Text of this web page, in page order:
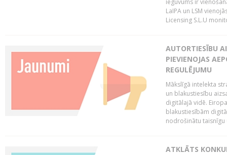
ieguvums ir
LaIPA un LSM
Licensing S.L.U
AUTORTIESĪBU
PIEVIENOJAS
REGULĒJUMU
Mākslīgā intelekta
un blakustiesību
digitālajā vidē.
blakustiesībām
nodrošinātu taisnīgu
ATKLĀTS